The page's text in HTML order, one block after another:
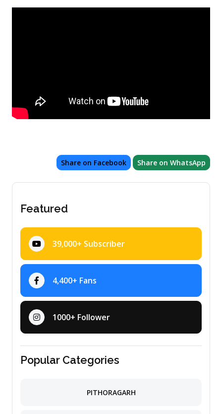
Share on Facebook Share on WhatsApp
Featured
39,000+ Subscriber
4,400+ Fans
1000+ Follower
Popular Categories
PITHORAGARH